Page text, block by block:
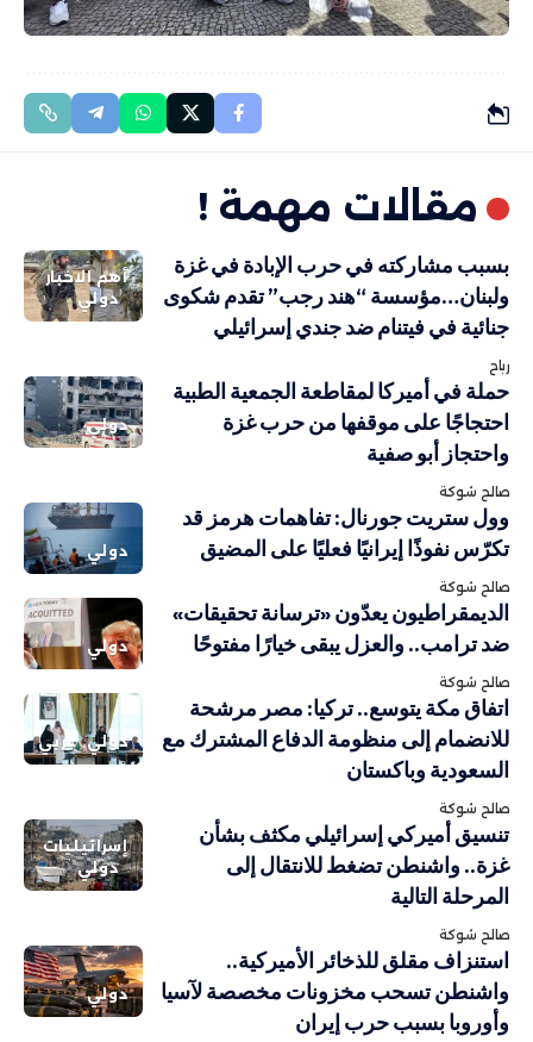
مقالات مهمة !
أهم الاخبار
دولي
بسبب مشاركته في حرب الإبادة في غزة
ولبنان…مؤسسة “هند رجب” تقدم شكوى
جنائية في فيتنام ضد جندي إسرائيلي
رباح
دولي
حملة في أميركا لمقاطعة الجمعية الطبية
احتجاجًا على موقفها من حرب غزة
واحتجاز أبو صفية
صالح شوكة
دولي
وول ستريت جورنال: تفاهمات هرمز قد
تكرّس نفوذًا إيرانيًا فعليًا على المضيق
صالح شوكة
دولي
الديمقراطيون يعدّون «ترسانة تحقيقات»
ضد ترامب.. والعزل يبقى خيارًا مفتوحًا
صالح شوكة
دولي عربي
اتفاق مكة يتوسع.. تركيا: مصر مرشحة
للانضمام إلى منظومة الدفاع المشترك مع
السعودية وباكستان
صالح شوكة
إسرائيليات
دولي
تنسيق أميركي إسرائيلي مكثف بشأن
غزة.. واشنطن تضغط للانتقال إلى
المرحلة التالية
صالح شوكة
دولي
استنزاف مقلق للذخائر الأميركية..
واشنطن تسحب مخزونات مخصصة لآسيا
وأوروبا بسبب حرب إيران